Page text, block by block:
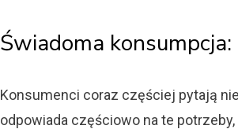
Świadoma
Konsumenci coraz częściej pytają nie
odpowiada częściowo na te